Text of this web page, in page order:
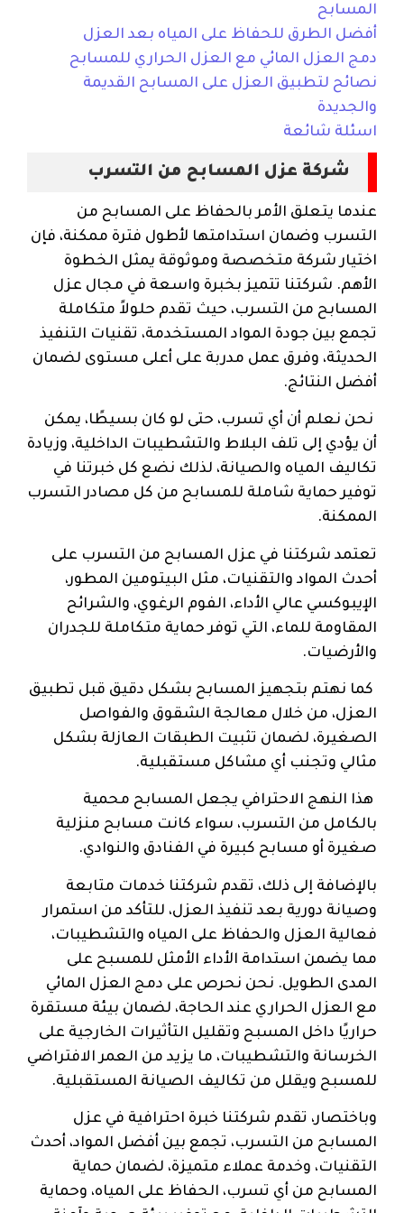
المسابح
أفضل الطرق للحفاظ على المياه بعد العزل
دمج العزل المائي مع العزل الحراري للمسابح
نصائح لتطبيق العزل على المسابح القديمة
والجديدة
اسئلة شائعة
شركة عزل المسابح من التسرب
عندما يتعلق الأمر بالحفاظ على المسابح من
التسرب وضمان استدامتها لأطول فترة ممكنة، فإن
اختيار شركة متخصصة وموثوقة يمثل الخطوة
الأهم. شركتنا تتميز بخبرة واسعة في مجال عزل
المسابح من التسرب، حيث تقدم حلولاً متكاملة
تجمع بين جودة المواد المستخدمة، تقنيات التنفيذ
الحديثة، وفرق عمل مدربة على أعلى مستوى لضمان
أفضل النتائج.
نحن نعلم أن أي تسرب، حتى لو كان بسيطًا، يمكن
أن يؤدي إلى تلف البلاط والتشطيبات الداخلية، وزيادة
تكاليف المياه والصيانة، لذلك نضع كل خبرتنا في
توفير حماية شاملة للمسابح من كل مصادر التسرب
الممكنة.
تعتمد شركتنا في عزل المسابح من التسرب على
أحدث المواد والتقنيات، مثل البيتومين المطور،
الإيبوكسي عالي الأداء، الفوم الرغوي، والشرائح
المقاومة للماء، التي توفر حماية متكاملة للجدران
والأرضيات.
كما نهتم بتجهيز المسابح بشكل دقيق قبل تطبيق
العزل، من خلال معالجة الشقوق والفواصل
الصغيرة، لضمان تثبيت الطبقات العازلة بشكل
مثالي وتجنب أي مشاكل مستقبلية.
هذا النهج الاحترافي يجعل المسابح محمية
بالكامل من التسرب، سواء كانت مسابح منزلية
صغيرة أو مسابح كبيرة في الفنادق والنوادي.
بالإضافة إلى ذلك، تقدم شركتنا خدمات متابعة
وصيانة دورية بعد تنفيذ العزل، للتأكد من استمرار
فعالية العزل والحفاظ على المياه والتشطيبات،
مما يضمن استدامة الأداء الأمثل للمسبح على
المدى الطويل. نحن نحرص على دمج العزل المائي
مع العزل الحراري عند الحاجة، لضمان بيئة مستقرة
حراريًا داخل المسبح وتقليل التأثيرات الخارجية على
الخرسانة والتشطيبات، ما يزيد من العمر الافتراضي
للمسبح ويقلل من تكاليف الصيانة المستقبلية.
وباختصار، تقدم شركتنا خبرة احترافية في عزل
المسابح من التسرب، تجمع بين أفضل المواد، أحدث
التقنيات، وخدمة عملاء متميزة، لضمان حماية
المسابح من أي تسرب، الحفاظ على المياه، وحماية